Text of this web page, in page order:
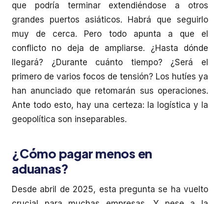
que podría terminar extendiéndose a otros
grandes puertos asiáticos. Habrá que seguirlo
muy de cerca. Pero todo apunta a que el
conflicto no deja de ampliarse. ¿Hasta dónde
llegará? ¿Durante cuánto tiempo? ¿Será el
primero de varios focos de tensión? Los hutíes ya
han anunciado que retomarán sus operaciones.
Ante todo esto, hay una certeza: la logística y la
geopolítica son inseparables.
¿Cómo pagar menos en
aduanas?
Desde abril de 2025, esta pregunta se ha vuelto